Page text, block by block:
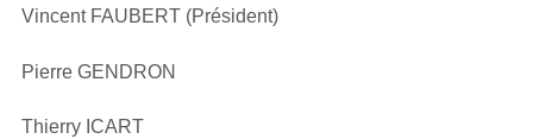
Vincent FAUBERT (Président)
Pierre GENDRON
Thierry ICART